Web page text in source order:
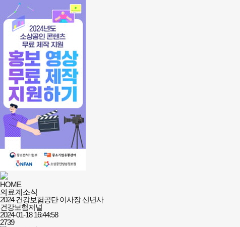
HOME
의료계소식
2024 건강보험공단 이사장 신년사
건강보험저널
2024-01-18 16:44:58
2739